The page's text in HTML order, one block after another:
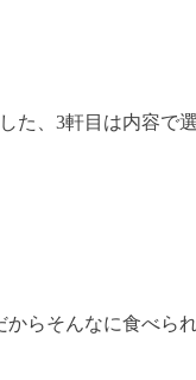
た、3軒目は内容
らそんなに食べら